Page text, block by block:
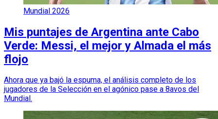
Mundial 2026
Mis puntajes de Argentina ante Cabo
Verde: Messi, el mejor y Almada el más
flojo
Ahora que ya bajó la espuma, el análisis completo de los
jugadores de la Selección en el agónico pase a 8avos del
Mundial.